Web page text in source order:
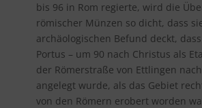
bis 96 in Rom regierte, wird die
römischer Münzen so dicht, dass
archäologischen Befund deckt,
Portus – um 90 nach Christus als
der Römerstraße von Ettlingen
angelegt wurde, als das Gebiet
von den Römern erobert worden